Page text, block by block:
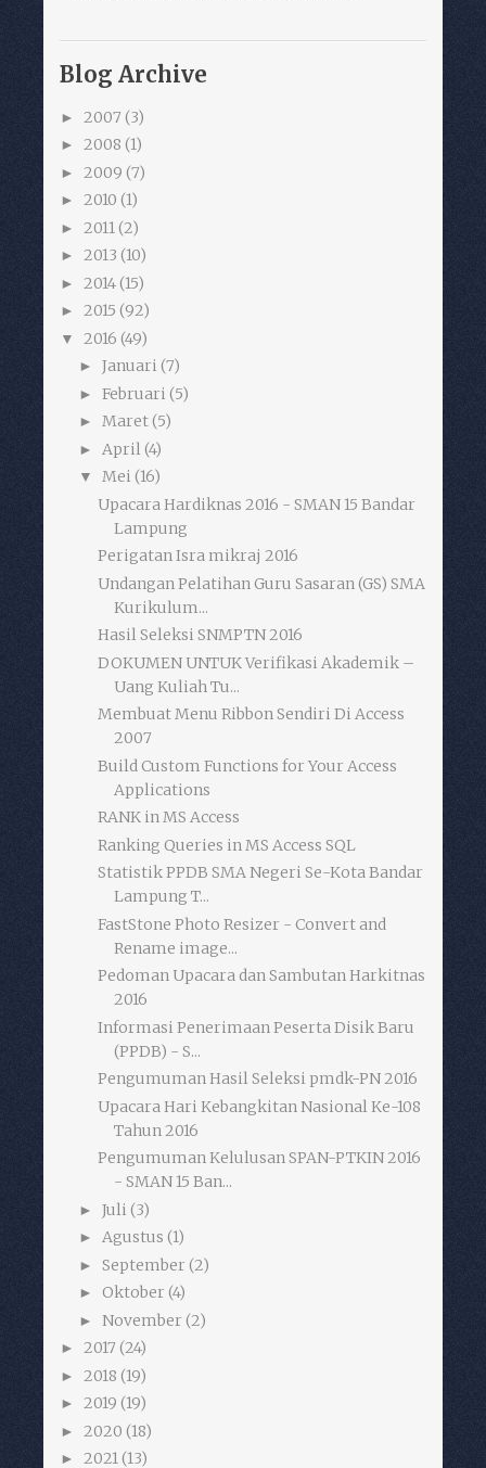
Blog Archive
► 2007 (3)
► 2008 (1)
► 2009 (7)
► 2010 (1)
► 2011(2)
► 2013 (10)
► 2014(15)
► 2015 (92)
▼ 2016 (49)
► Januari (7)
► Februari (5)
► Maret(5)
► April(4)
▼ Mei (16)
Upacara Hardiknas 2016 - SMAN 15 Bandar
Lampung
Perigatan Isra mikraj 2016
Undangan Pelatihan Guru Sasaran (GS) SMA
Kurikulum...
Hasil Seleksi SNMPTN 2016
DOKUMEN UNTUK Verifikasi Akademik –
Uang Kuliah Tu...
Membuat Menu Ribbon Sendiri Di Access
2007
Build Custom Functions for Your Access
Applications
RANK in MS Access
Ranking Queries in MS Access SQL
Statistik PPDB SMA Negeri Se-Kota Bandar
Lampung T...
FastStone Photo Resizer - Convert and
Rename image...
Pedoman Upacara dan Sambutan Harkitnas
2016
Informasi Penerimaan Peserta Disik Baru
(PPDB) - S...
Pengumuman Hasil Seleksi pmdk-PN 2016
Upacara Hari Kebangkitan Nasional Ke-108
Tahun 2016
Pengumuman Kelulusan SPAN-PTKIN 2016
- SMAN 15 Ban...
► Juli (3)
► Agustus (1)
► September (2)
► Oktober (4)
► November (2)
► 2017 (24)
► 2018 (19)
► 2019 (19)
► 2020 (18)
► 2021(13)